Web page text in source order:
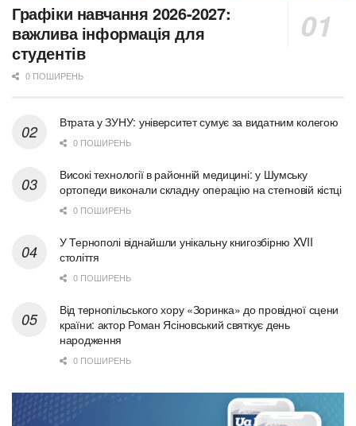
Графіки навчання 2026-2027:
важлива інформація для
студентів
0 ПОШИРЕНЬ
Втрата у ЗУНУ: університет сумує за видатним колегою
0 ПОШИРЕНЬ
Високі технології в районній медицині: у Шумську
ортопеди виконали складну операцію на стегновій кістці
0 ПОШИРЕНЬ
У Тернополі віднайшли унікальну книгозбірню XVII
століття
0 ПОШИРЕНЬ
Від тернопільського хору «Зоринка» до провідної сцени
країни: актор Роман Ясіновський святкує день
народження
0 ПОШИРЕНЬ